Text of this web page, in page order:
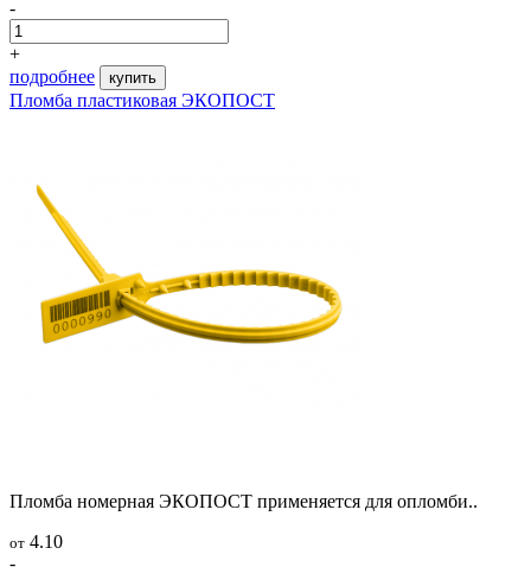
-
+
подробнее
купить
Пломба пластиковая ЭКОПОСТ
Пломба номерная ЭКОПОСТ применяется для опломби..
от 4.10
-